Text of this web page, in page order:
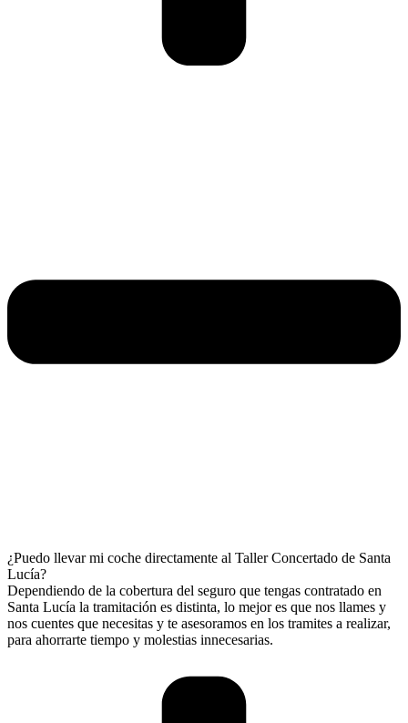
¿Puedo llevar mi coche directamente al Taller Concertado de Santa
Lucía?
Dependiendo de la cobertura del seguro que tengas contratado en
Santa Lucía la tramitación es distinta, lo mejor es que nos llames y
nos cuentes que necesitas y te asesoramos en los tramites a realizar,
para ahorrarte tiempo y molestias innecesarias.